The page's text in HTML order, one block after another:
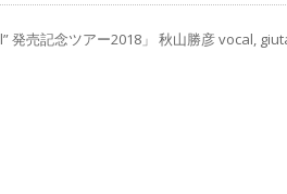
発売記念ツアー2018」 秋山勝彦 vocal,